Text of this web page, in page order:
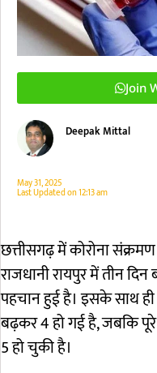
Join
Deepak Mittal
May 31, 2025
Last Updated on12:13 am
छत्तीसगढ़ में कोरोना
राजधानी रायपुर में तीन दिन
पहचान हुई है। इसके साथ
बढ़कर 4 हो गई है, जबकि
5 हो चुकी है।